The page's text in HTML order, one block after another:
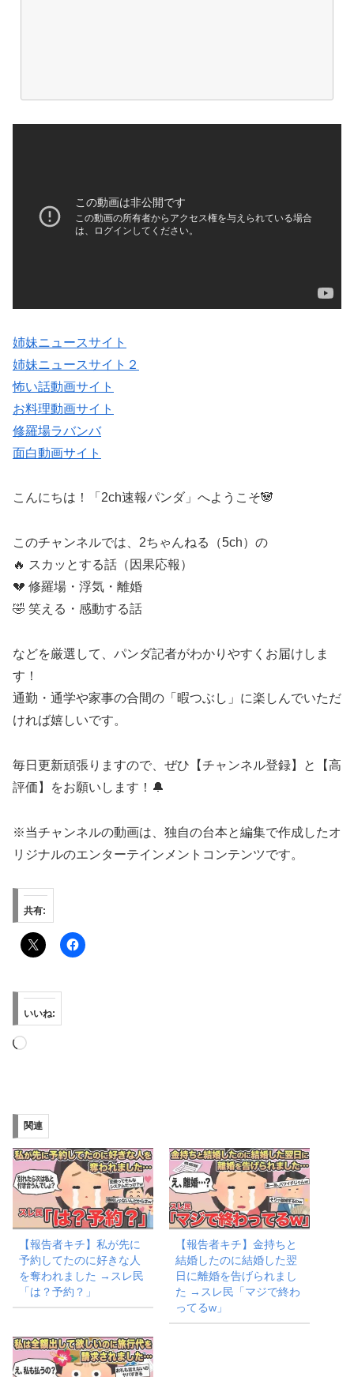
姉妹ニュースサイト
姉妹ニュースサイト２
怖い話動画サイト
お料理動画サイト
修羅場ラバンバ
面白動画サイト
こんにちは！「2ch速報パンダ」へようこそ🐼
このチャンネルでは、2ちゃんねる（5ch）の
🔥 スカッとする話（因果応報）
💔 修羅場・浮気・離婚
🤣 笑える・感動する話
などを厳選して、パンダ記者がわかりやすくお届けしま
す！
通勤・通学や家事の合間の「暇つぶし」に楽しんでいただ
ければ嬉しいです。
毎日更新頑張りますので、ぜひ【チャンネル登録】と【高
評価】をお願いします！🔔
※当チャンネルの動画は、独自の台本と編集で作成したオ
リジナルのエンターテインメントコンテンツです。
共有:
いいね:
読
み
中…
関連
【報告者キチ】私が先に
予約してたのに好きな人
を奪われました →スレ民
「は？予約？」
【報告者キチ】金持ちと
結婚したのに結婚した翌
日に離婚を告げられまし
た →スレ民「マジで終わ
ってるw」